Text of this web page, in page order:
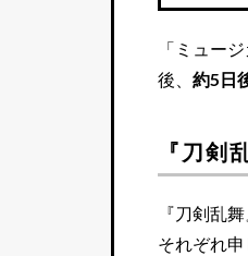
「ミュー
後、 約5日
『刀剣
『刀剣乱
それぞれ